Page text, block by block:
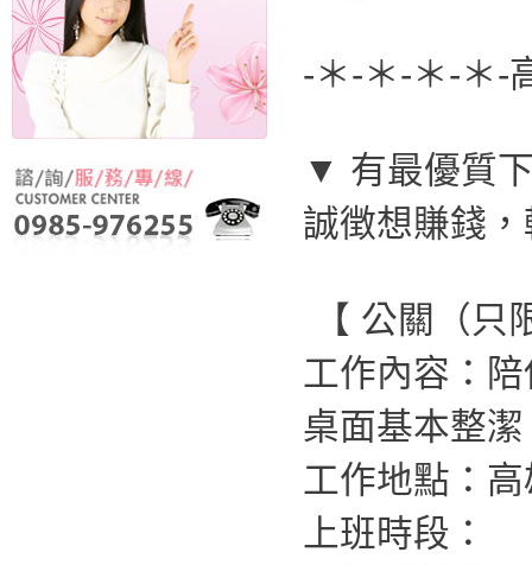
-＊-＊-＊-＊-
▼ 有最優質
誠徴想賺錢
【 公關（只
工作內容：
桌面基本整潔
工作地點：
上班時段：